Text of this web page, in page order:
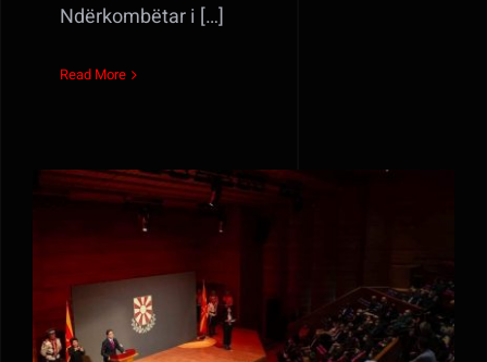
Ndërkombëtar i […]
Read More
Urdhër për meritë